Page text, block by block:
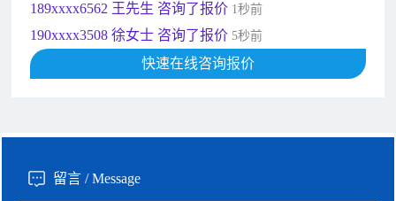
189xxxx6562 王先生 咨询了报价 1秒前
190xxxx3508 徐女士 咨询了报价 5秒前
135xxxx6654 张先生 咨询了报价1分钟前
快速在线咨询报价